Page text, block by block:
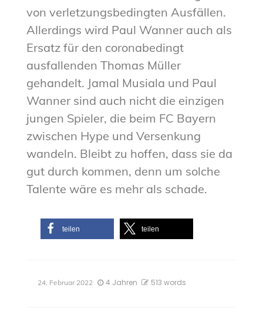
von verletzungsbedingten Ausfällen.
Allerdings wird Paul Wanner auch als
Ersatz für den coronabedingt
ausfallenden Thomas Müller
gehandelt. Jamal Musiala und Paul
Wanner sind auch nicht die einzigen
jungen Spieler, die beim FC Bayern
zwischen Hype und Versenkung
wandeln. Bleibt zu hoffen, dass sie da
gut durch kommen, denn um solche
Talente wäre es mehr als schade.
teilen teilen
24. Februar 2022 4 Jahren 513 words